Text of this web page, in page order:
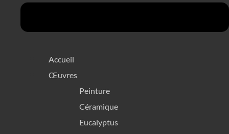
Accueil
Œuvres
Peinture
Céramique
Eucalyptus